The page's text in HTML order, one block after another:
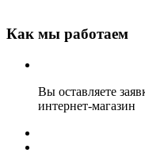
Как мы работаем
Вы оставляете
интернет-магазин